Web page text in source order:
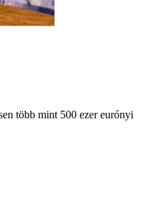
több mint 500 ezer eurónyi